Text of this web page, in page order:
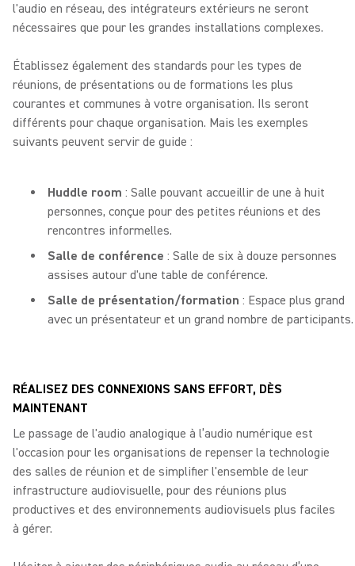
l'audio en réseau, des intégrateurs extérieurs ne seront
nécessaires que pour les grandes installations complexes.
Établissez également des standards pour les types de
réunions, de présentations ou de formations les plus
courantes et communes à votre organisation. Ils seront
différents pour chaque organisation. Mais les exemples
suivants peuvent servir de guide :
Huddle room : Salle pouvant accueillir de une à huit
personnes, conçue pour des petites réunions et des
rencontres informelles.
Salle de conférence : Salle de six à douze personnes
assises autour d'une table de conférence.
Salle de présentation/formation : Espace plus grand
avec un présentateur et un grand nombre de participants.
RÉALISEZ DES CONNEXIONS SANS EFFORT, DÈS
MAINTENANT
Le passage de l'audio analogique à l’audio numérique est
l'occasion pour les organisations de repenser la technologie
des salles de réunion et de simplifier l'ensemble de leur
infrastructure audiovisuelle, pour des réunions plus
productives et des environnements audiovisuels plus faciles
à gérer.